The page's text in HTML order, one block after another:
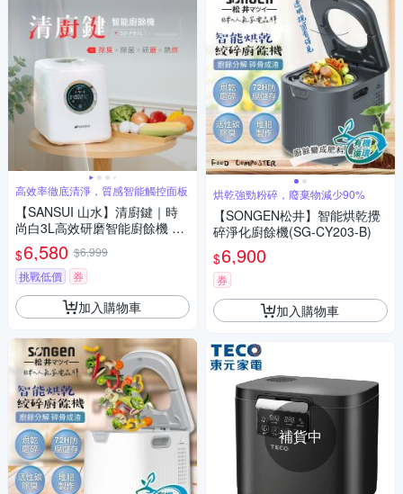
高效率徹底清淨，質感智能觸控面板
【SANSUI 山水】清廚鍵｜時
尚白3L高效研磨智能廚餘機 乾
燥 除臭 研磨 烘乾 SO-PB3L
$6,580 $6,999
挑戰低價
券
加入購物車
烘乾強勁粉碎，廢棄物減少90%
【SONGEN松井】智能烘乾攪
碎淨化廚餘機(SG-CY203-B)
$6,900
券
加入購物車
補貨中